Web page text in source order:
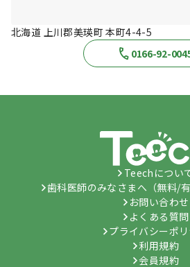
北海道 上川郡美瑛町 本町4-4-5
0166-92-
Teechについ
歯科医師のみなさまへ（無料/有
お問い合わせ
よくある質問
プライバシーポ
利用規約
会員規約